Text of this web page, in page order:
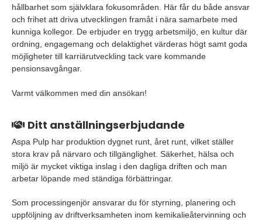
hållbarhet som självklara fokusområden. Här får du både ansvar
och frihet att driva utvecklingen framåt i nära samarbete med
kunniga kollegor. De erbjuder en trygg arbetsmiljö, en kultur där
ordning, engagemang och delaktighet värderas högt samt goda
möjligheter till karriärutveckling tack vare kommande
pensionsavgångar.
Varmt välkommen med din ansökan!
Ditt anställningserbjudande
Aspa Pulp har produktion dygnet runt, året runt, vilket ställer
stora krav på närvaro och tillgänglighet. Säkerhet, hälsa och
miljö är mycket viktiga inslag i den dagliga driften och man
arbetar löpande med ständiga förbättringar.
Som processingenjör ansvarar du för styrning, planering och
uppföljning av driftverksamheten inom kemikalieåtervinning och